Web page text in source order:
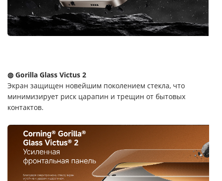
◍ Gorilla Glass Victus 2
Экран защищен новейшим поколением стекла, что
минимизирует риск царапин и трещин от бытовых
контактов.